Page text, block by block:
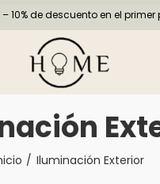
10% de descuento en el primer
Iluminación Exterior